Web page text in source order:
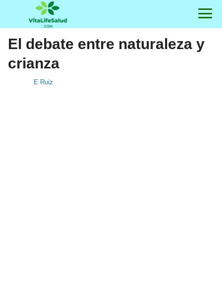
El debate entre naturaleza y
crianza
E Ruiz